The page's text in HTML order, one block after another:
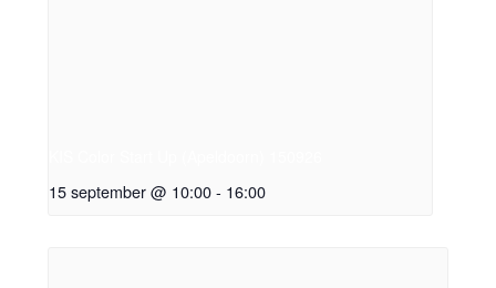
15 september @ 10:00 - 16:00